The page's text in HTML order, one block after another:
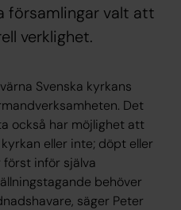
församlingar valt att
verklighet.
Svenska kyrkans
Det
också har möjlighet att
eller inte; döpt eller
först inför själva
behöver
säger Peter